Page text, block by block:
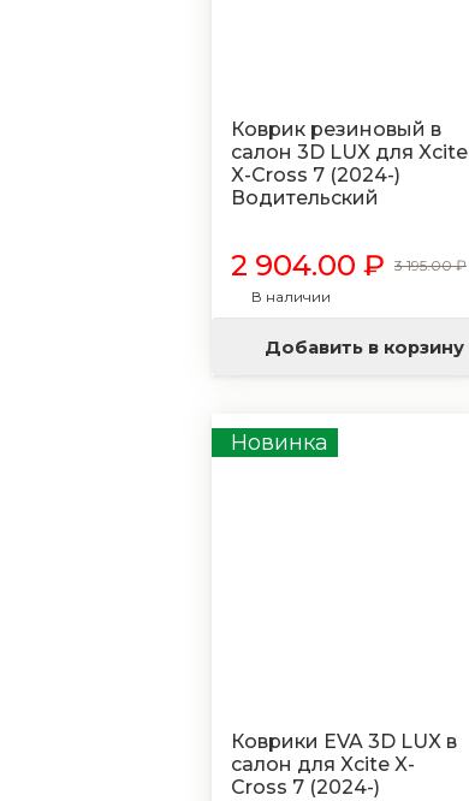
Коврик резиновый в
салон 3D LUX для Xcite
X-Cross 7 (2024-)
Водительский
2 904.00 ₽ 3 195.00 ₽
В наличии
Добавить в корзину
Новинка
Коврики EVA 3D LUX в
салон для Xcite X-
Cross 7 (2024-)